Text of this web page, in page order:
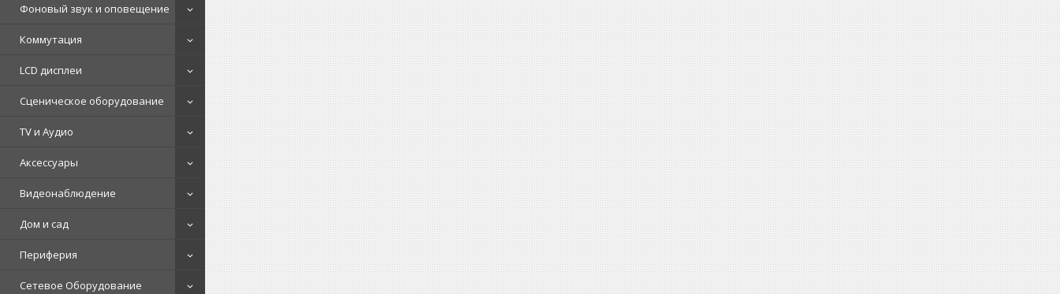
Фоновый звук и оповещение
Коммутация
LCD дисплеи
Сценическое оборудование
TV и Аудио
Аксессуары
Видеонаблюдение
Дом и сад
Периферия
Сетевое Оборудование